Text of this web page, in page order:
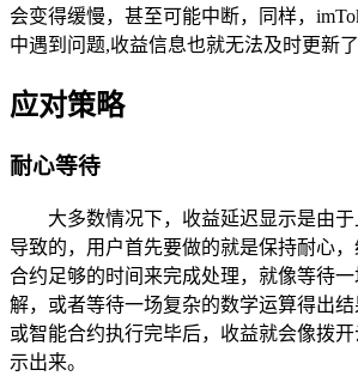
会变得缓慢，甚至可能中断，同样，
中遇到问题,收益信息也就无法及时更新了
应对策略
耐心等待
大多数情况下，收益延迟显示是由
导致的，用户首先要做的就是保持耐心
合约足够的时间来完成处理，就像等待
解，或者等待一场复杂的数学运算得出
或智能合约执行完毕后，收益就会像拨
示出来。